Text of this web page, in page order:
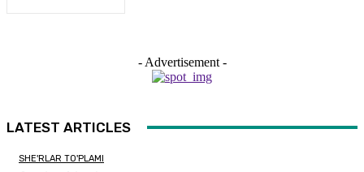
- Advertisement -
LATEST ARTICLES
SHE'RLAR TO'PLAMI